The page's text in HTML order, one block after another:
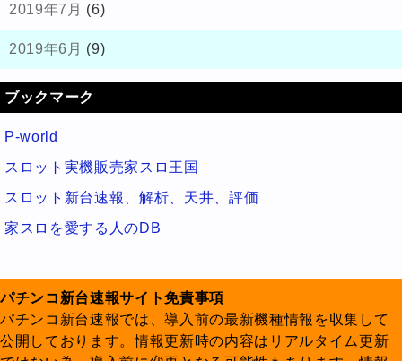
2019年7月 (6)
2019年6月 (9)
ブックマーク
P-world
スロット実機販売家スロ王国
スロット新台速報、解析、天井、評価
家スロを愛する人のDB
パチンコ新台速報サイト免責事項
パチンコ新台速報では、導入前の最新機種情報を収集して
公開しております。情報更新時の内容はリアルタイム更新